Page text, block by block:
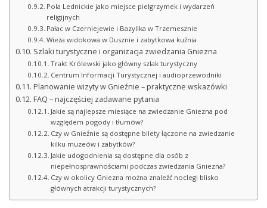
Pola Lednickie jako miejsce pielgrzymek i wydarzeń
religijnych
Pałac w Czerniejewie i Bazylika w Trzemesznie
Wieża widokowa w Dusznie i zabytkowa kuźnia
Szlaki turystyczne i organizacja zwiedzania Gniezna
Trakt Królewski jako główny szlak turystyczny
Centrum Informacji Turystycznej i audioprzewodniki
Planowanie wizyty w Gnieźnie – praktyczne wskazówki
FAQ – najczęściej zadawane pytania
Jakie są najlepsze miesiące na zwiedzanie Gniezna pod
względem pogody i tłumów?
Czy w Gnieźnie są dostępne bilety łączone na zwiedzanie
kilku muzeów i zabytków?
Jakie udogodnienia są dostępne dla osób z
niepełnosprawnościami podczas zwiedzania Gniezna?
Czy w okolicy Gniezna można znaleźć noclegi blisko
głównych atrakcji turystycznych?